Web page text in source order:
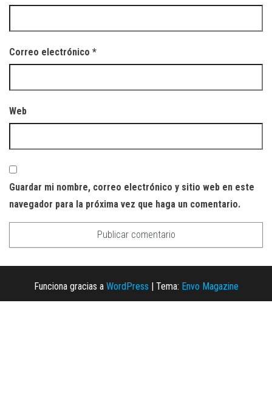
Correo electrónico *
Web
Guardar mi nombre, correo electrónico y sitio web en este
navegador para la próxima vez que haga un comentario.
Funciona gracias a WordPress Tema: Envo Magazine